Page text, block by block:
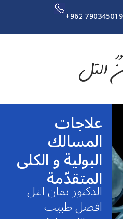
+962 790345019
علاجات
المسالك
البولية و الكلى
المتقدّمة
الدكتور يمان التل
افضل طبيب